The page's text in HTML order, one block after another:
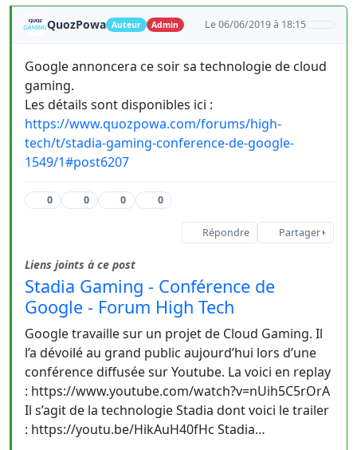
QuozPowa Auteur Admin Le 06/06/2019 à 18:15
Google annoncera ce soir sa technologie de cloud
gaming.
Les détails sont disponibles ici :
https://www.quozpowa.com/forums/high-
tech/t/stadia-gaming-conference-de-google-
1549/1#post6207
0 0 0 0
Répondre Partager
Liens joints à ce post
Stadia Gaming - Conférence de
Google - Forum High Tech
Google travaille sur un projet de Cloud Gaming. Il
l’a dévoilé au grand public aujourd’hui lors d’une
conférence diffusée sur Youtube. La voici en replay
: https://www.youtube.com/watch?v=nUih5C5rOrA
Il s’agit de la technologie Stadia dont voici le trailer
: https://youtu.be/HikAuH40fHc Stadia…